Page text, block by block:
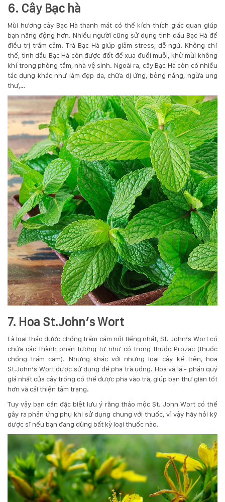
6. Cây Bạc hà
Mùi hương cây Bạc Hà thanh mát có thể kích thích giác quan giúp
bạn năng động hơn. Nhiều người cũng sử dụng tinh dầu Bạc Hà để
điều trị trầm cảm. Trà Bạc Hà giúp giảm stress, dễ ngủ. Không chỉ
thế, tinh dầu Bạc Hà còn được đốt để xua đuổi muỗi, khử mùi không
khí trong phòng tắm, nhà vệ sinh. Ngoài ra, cây Bạc Hà còn có nhiều
tác dụng khác như làm đẹp da, chữa dị ứng, bỏng nắng, ngừa ung
thư,…
7. Hoa St.John’s Wort
Là loại thảo dược chống trầm cảm nối tiếng nhất, St. John’s Wort có
chứa các thành phần tương tự như có trong thuốc Prozac (thuốc
chống trầm cảm). Nhưng khác với những loại cây kể trên, hoa
St.John’s Wort được sử dụng để pha trà uống. Hoa và lá - phần quý
giá nhất của cây trồng có thể được pha vào trà, giúp bạn thư giãn tốt
hơn và cải thiện tâm trạng.
Tuy vậy bạn cần đặc biệt lưu ý rằng thảo mộc St. John Wort có thể
gây ra phản ứng phụ khi sử dụng chung với thuốc, vì vậy hãy hỏi kỹ
dược sĩ nếu bạn đang dùng bất kỳ loại thuốc nào.